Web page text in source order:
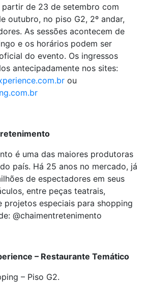
partir de 23 de setembro com
outubro, no piso G2, 2º andar,
As sessões acontecem de
e os horários podem ser
do evento. Os ingressos
antecipadamente nos sites:
ou
é uma das maiores produtoras
país. Há 25 anos no mercado, já
de espectadores em seus
entre peças teatrais,
projetos especiais para shopping
@chaimentretenimento
– Restaurante Temático
– Piso G2.